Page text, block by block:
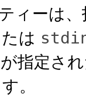
ィーは
は
指定さ
。